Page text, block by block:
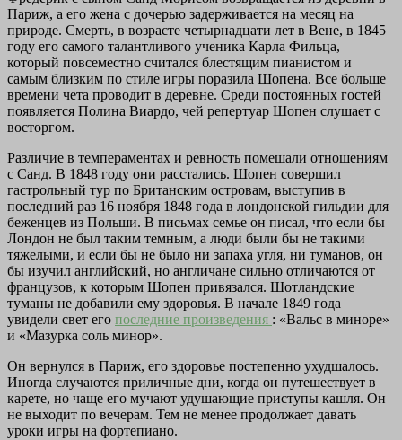
Париж, а его жена с дочерью задерживается на месяц на
природе. Смерть, в возрасте четырнадцати лет в Вене, в 1845
году его самого талантливого ученика Карла Фильца,
который повсеместно считался блестящим пианистом и
самым близким по стиле игры поразила Шопена. Все больше
времени чета проводит в деревне. Среди постоянных гостей
появляется Полина Виардо, чей репертуар Шопен слушает с
восторгом.
Различие в темпераментах и ревность помешали отношениям
с Санд. В 1848 году они расстались. Шопен совершил
гастрольный тур по Британским островам, выступив в
последний раз 16 ноября 1848 года в лондонской гильдии для
беженцев из Польши. В письмах семье он писал, что если бы
Лондон не был таким темным, а люди были бы не такими
тяжелыми, и если бы не было ни запаха угля, ни туманов, он
бы изучил английский, но англичане сильно отличаются от
французов, к которым Шопен привязался. Шотландские
туманы не добавили ему здоровья. В начале 1849 года
увидели свет его последние произведения : «Вальс в миноре»
и «Мазурка соль минор».
Он вернулся в Париж, его здоровье постепенно ухудшалось.
Иногда случаются приличные дни, когда он путешествует в
карете, но чаще его мучают удушающие приступы кашля. Он
не выходит по вечерам. Тем не менее продолжает давать
уроки игры на фортепиано.